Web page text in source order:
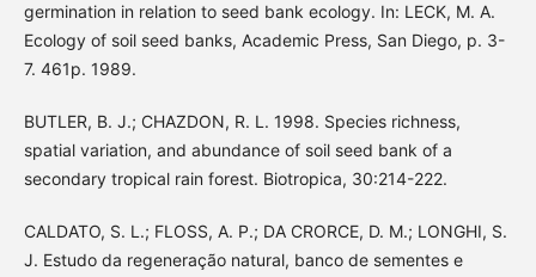
germination in relation to seed bank ecology. In: LECK, M. A.
Ecology of soil seed banks, Academic Press, San Diego, p. 3-
7. 461p. 1989.
BUTLER, B. J.; CHAZDON, R. L. 1998. Species richness,
spatial variation, and abundance of soil seed bank of a
secondary tropical rain forest. Biotropica, 30:214-222.
CALDATO, S. L.; FLOSS, A. P.; DA CRORCE, D. M.; LONGHI, S.
J. Estudo da regeneração natural, banco de sementes e